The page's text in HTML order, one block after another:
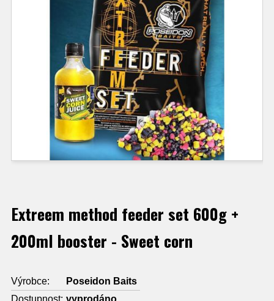
Extreem method feeder set 600g +
200ml booster - Sweet corn
Výrobce:
Poseidon Baits